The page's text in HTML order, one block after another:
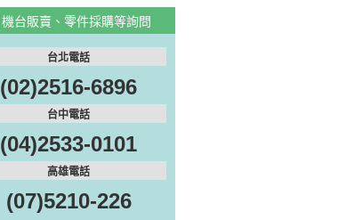
機台販賣、零件採購等詢問
台北電話
(02)2516-6896
台中電話
(04)2533-0101
高雄電話
(07)5210-226